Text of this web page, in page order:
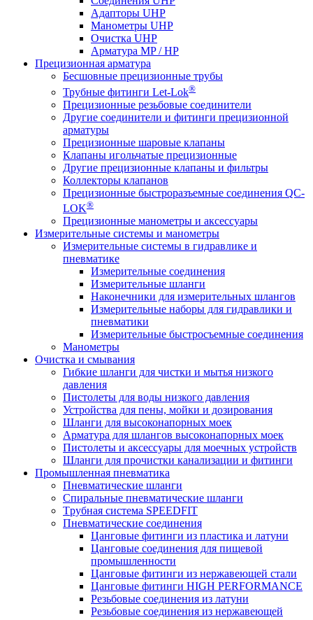
Адапторы UHP
Манометры UHP
Очистка UHP
Арматура MP / HP
Прецизионная арматура
Бесшовные прецизионные трубы
Трубные фитинги Let-Lok®
Прецизионные резьбовые соединители
Другие соединители и фитинги прецизионной
арматуры
Прецизионные шаровые клапаны
Клапаны игольчатые прецизионные
Другие прецизионные клапаны и фильтры
Коллекторы клапанов
Прецизионные быстроразъемные соединения QC-
LOK®
Прецизионные манометры и аксессуары
Измерительные системы и манометры
Измерительные системы в гидравлике и
пневматике
Измерительные соединения
Измерительные шланги
Наконечники для измерительных шлангов
Измерительные наборы для гидравлики и
пневматики
Измерительные быстросъемные соединения
Манометры
Очистка и смывания
Гибкие шланги для чистки и мытья низкого
давления
Пистолеты для воды низкого давления
Устройства для пены, мойки и дозирования
Шланги для высоконапорных моек
Арматура для шлангов высоконапорных моек
Пистолеты и аксессуары для моечных устройств
Шланги для прочистки канализации и фитинги
Промышленная пневматика
Пневматические шланги
Спиральные пневматические шланги
Tрубная система SPEEDFIT
Пневматические соединения
Цанговые фитинги из пластика и латуни
Цанговые соединения для пищевой
промышленности
Цанговые фитинги из нержавеющей стали
Цанговые фитинги HIGH PERFORMANCE
Резьбовые соединения из латуни
Резьбовые соединения из нержавеющей